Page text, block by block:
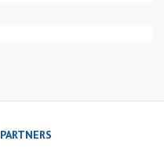
PARTNERS